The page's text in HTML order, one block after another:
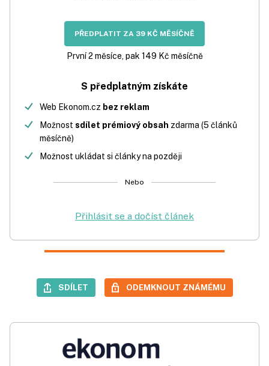
PŘEDPLATIT ZA 39 KČ MĚSÍČNĚ
První 2 měsíce, pak 149 Kč měsíčně
S předplatným získáte
Web Ekonom.cz bez reklam
Možnost sdílet prémiový obsah zdarma (5 článků
měsíčně)
Možnost ukládat si články na později
Nebo
Přihlásit se a dočíst článek
SDÍLET ODEMKNOUT ZNÁMÉMU